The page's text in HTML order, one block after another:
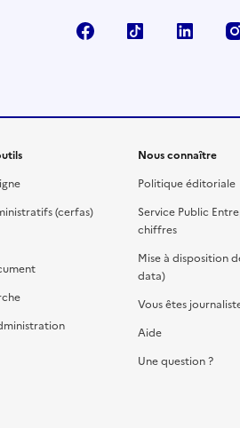
FacebookTikTok
(cerfas)
Nous connaître
Politique éditoriale
Service Public
chiffres
Mise à disposition
data)
Vous êtes
Aide
Une question ?